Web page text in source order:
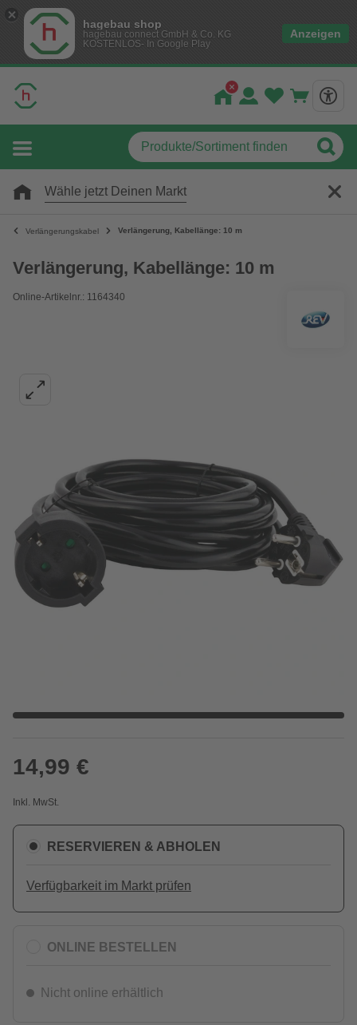
hagebau shop
hagebau connect GmbH & Co. KG
KOSTENLOS- In Google Play
Anzeigen
Wähle jetzt Deinen Markt
Verlängerungskabel Verlängerung, Kabellänge: 10 m
Verlängerung, Kabellänge: 10 m
Online-Artikelnr.: 1164340
14,99 €
Inkl. MwSt.
RESERVIEREN & ABHOLEN
Verfügbarkeit im Markt prüfen
ONLINE BESTELLEN
Nicht online erhältlich